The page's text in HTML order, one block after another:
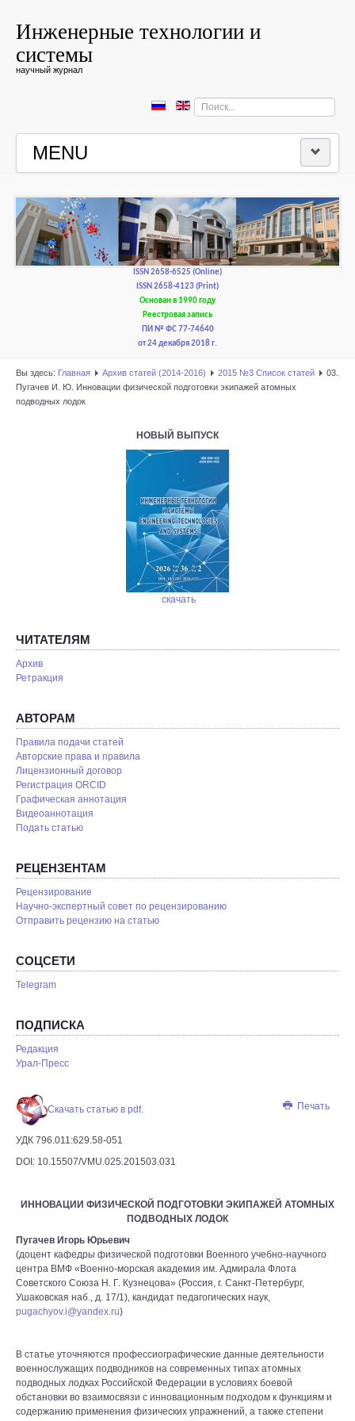
Инженерные технологии и
системы
научный журнал
Искать...
MENU
РЕДКОЛЛЕГИЯ
РЕДАКЦИОННАЯ ПОЛИТИКА И ЭТИКА
ISSN 2658-6525 (Online)
ISSN 2658-4123 (Print)
Основан в 1990 году
Реестровая запись
ПИ № ФС 77-74640
от 24 декабря 2018 г.
Вы здесь: Главная Архив статей (2014-2016) 2015 №3 Список статей
03.
Пугачев И. Ю. Инновации физической подготовки экипажей атомных
подводных лодок
НОВЫЙ ВЫПУСК
скачать
ЧИТАТЕЛЯМ
Архив
Ретракция
АВТОРАМ
Правила подачи статей
Авторские права и правила
Лицензионный договор
Регистрация ORCID
Графическая аннотация
Видеоаннотация
Подать статью
РЕЦЕНЗЕНТАМ
Рецензирование
Научно-экспертный совет по рецензированию
Отправить рецензию на статью
СОЦСЕТИ
Telegram
ПОДПИСКА
Редакция
Урал-Пресс
Печать
Скачать статью в pdf.
УДК 796.011:629.58-051
DOI: 10.15507/VMU.025.201503.031
ИННОВАЦИИ ФИЗИЧЕСКОЙ ПОДГОТОВКИ ЭКИПАЖЕЙ АТОМНЫХ
ПОДВОДНЫХ ЛОДОК
Пугачев Игорь Юрьевич
(доцент кафедры физической подготовки Военного учебно-научного
центра ВМФ «Военно-морская академия им. Адмирала Флота
Советского Союза Н. Г. Кузнецова» (Россия, г. Санкт-Петербург,
Ушаковская наб., д. 17/1), кандидат педагогических наук,
pugachyov.i@yandex.ru)
В статье уточняются профессиографические данные деятельности
военнослужащих подводников на современных типах атомных
подводных лодках Российской Федерации в условиях боевой
обстановки во взаимосвязи с инновационным подходом к функциям и
содержанию применения физических упражнений, а также степени